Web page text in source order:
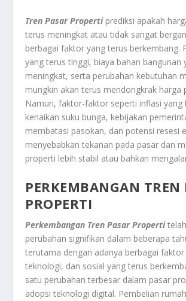
Tren Pasar Properti prediksi apakah
terus meningkat atau tidak sangat
berbagai faktor yang terus berkembang.
yang terus tinggi, biaya bahan bangunan
meningkat, serta perubahan kebutuhan
mungkin akan terus mendongkrak harga
Namun, faktor-faktor seperti inflasi yang
kenaikan suku bunga, kebijakan
membatasi pasokan, dan potensi resesi
menyebabkan tekanan pada pasar dan
properti lebih stabil atau bahkan
PERKEMBANGAN TREN
PROPERTI
Perkembangan Tren Pasar Properti
perubahan signifikan dalam beberapa
terutama dengan adanya berbagai
teknologi, dan sosial yang terus
satu perubahan terbesar dalam pasar
adopsi teknologi digital. Pembelian